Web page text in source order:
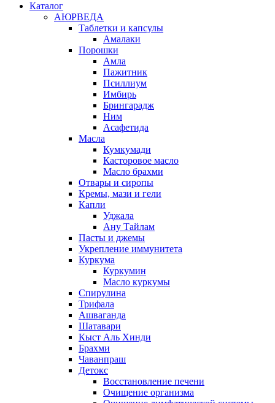
Каталог
АЮРВЕДА
Таблетки и капсулы
Амалаки
Порошки
Амла
Пажитник
Псиллиум
Имбирь
Брингарадж
Ним
Асафетида
Масла
Кумкумади
Касторовое масло
Масло брахми
Отвары и сиропы
Кремы, мази и гели
Капли
Уджала
Ану Тайлам
Пасты и джемы
Укрепление иммунитета
Куркума
Куркумин
Масло куркумы
Спирулина
Трифала
Ашваганда
Шатавари
Кыст Аль Хинди
Брахми
Чаванпраш
Детокс
Восстановление печени
Очищение организма